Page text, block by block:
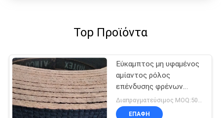
Top Προϊόντα
Εύκαμπτος μη υφαμένος
αμίαντος ρόλος
επένδυσης φρένων
τρακτέρ
ΕΠΑΦΉ